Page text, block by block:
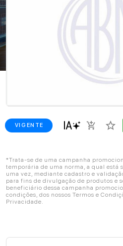
VIGENTE add_shopping_cart star_border
*Trata-se de uma campanha
temporária de uma norma, a qual está
uma vez, mediante cadastro e
para fins de divulgação de produtos e
beneficiário dessa campanha
condições, dos nossos Termos e
Privacidade.